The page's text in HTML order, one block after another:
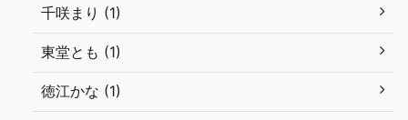
千咲まり (1)
東堂とも (1)
徳江かな (1)